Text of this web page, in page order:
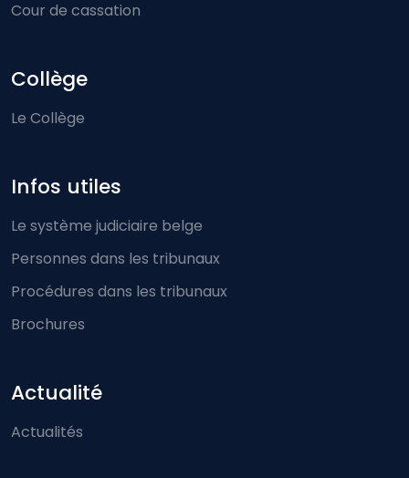
Cour de cassation
Collège
Le Collège
Infos utiles
Le système judiciaire belge
Personnes dans les tribunaux
Procédures dans les tribunaux
Brochures
Actualité
Actualités